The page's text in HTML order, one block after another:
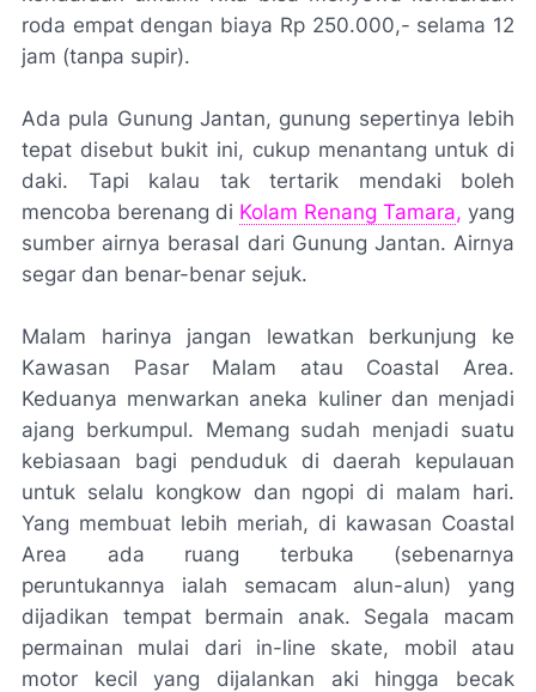
roda empat dengan biaya Rp 250.000,- selama 12
jam (tanpa supir).
Ada pula Gunung Jantan, gunung sepertinya lebih
tepat disebut bukit ini, cukup menantang untuk di
daki. Tapi kalau tak tertarik mendaki boleh
mencoba berenang di Kolam Renang Tamara, yang
sumber airnya berasal dari Gunung Jantan. Airnya
segar dan benar-benar sejuk.
Malam harinya jangan lewatkan berkunjung ke
Kawasan Pasar Malam atau Coastal Area.
Keduanya menwarkan aneka kuliner dan menjadi
ajang berkumpul. Memang sudah menjadi suatu
kebiasaan bagi penduduk di daerah kepulauan
untuk selalu kongkow dan ngopi di malam hari.
Yang membuat lebih meriah, di kawasan Coastal
Area ada ruang terbuka (sebenarnya
peruntukannya ialah semacam alun-alun) yang
dijadikan tempat bermain anak. Segala macam
permainan mulai dari in-line skate, mobil atau
motor kecil yang dijalankan aki hingga becak